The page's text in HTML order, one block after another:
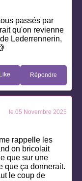
passés par
qu'on revienne
Lederrennerin,
Répondre
le 05 Novembre 2025
rappelle les
on bricolait
que sur une
que ça donnerait.
le coup de